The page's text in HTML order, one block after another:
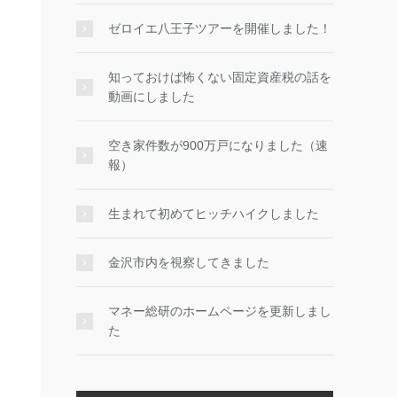
ゼロイエ八王子ツアーを開催しました！
知っておけば怖くない固定資産税の話を
動画にしました
空き家件数が900万戸になりました（速
報）
生まれて初めてヒッチハイクしました
金沢市内を視察してきました
マネー総研のホームページを更新しまし
た